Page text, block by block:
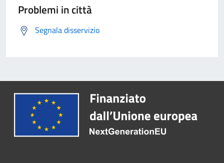
Problemi in città
Segnala disservizio